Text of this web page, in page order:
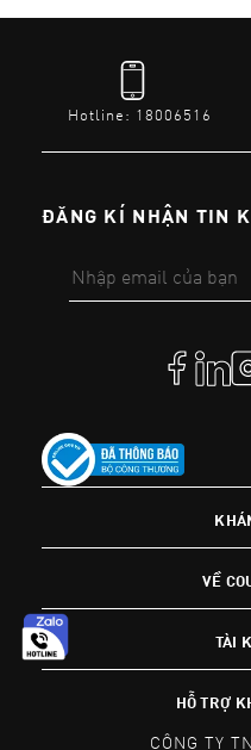
Hotline: 18006516
ĐĂNG KÍ NHẬN TIN
VỀ
TÀI
HỖ TRỢ
CÔNG TY